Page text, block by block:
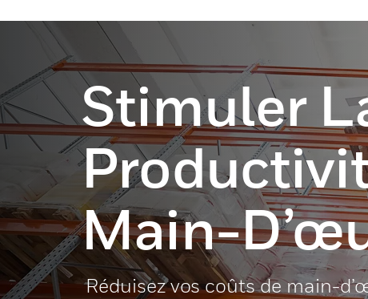
Stimuler
Main-
Réduisez vos coûts de main-